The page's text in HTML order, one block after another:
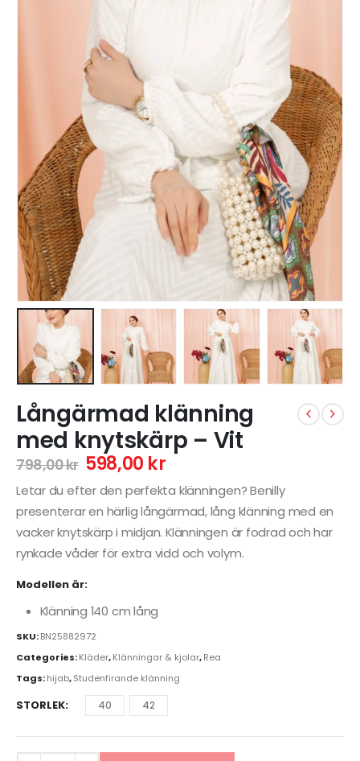
Långärmad klänning
med knytskärp – Vit
798,00kr 598,00 kr
Letar du efter den perfekta klänningen? Benilly
presenterar en härlig långärmad, lång klänning med en
vacker knytskärp i midjan. Klänningen är fodrad och har
rynkade våder för extra vidd och volym.
Modellen är:
Klänning 140 cm lång
SKU:BN25882972
Categories:Kläder,Klänningar & kjolar,Rea
Tags:hijab,Studenfirande klänning
STORLEK 40 42